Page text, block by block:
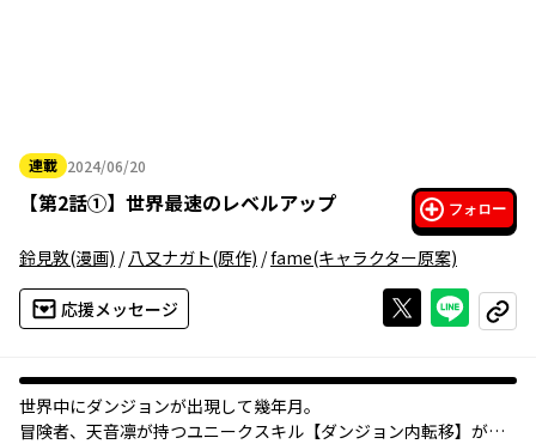
連載 2024/06/20
2024年06月20日
【第2話①】 世界最速のレベルアップ フォロー
鈴見敦(漫画) /八又ナガト(原作) /fame(キャラクター原案)
応援メッセージ Xで投稿する
ライン
コピー
世界中にダンジョンが出現して幾年月。
冒険者、天音凛が持つユニークスキル【ダンジョン内転移】が覚